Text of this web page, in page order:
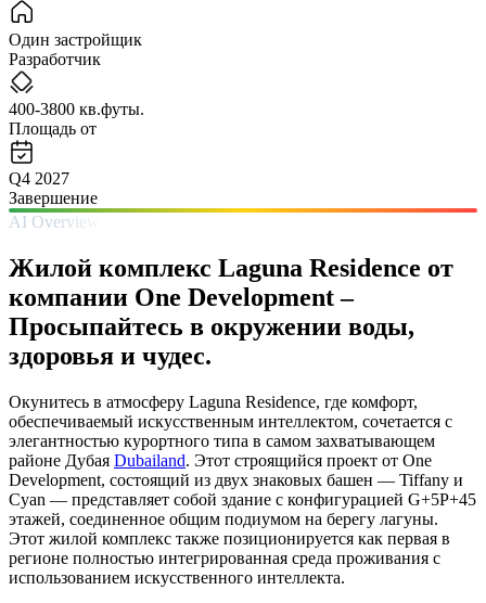
Один застройщик
Разработчик
400-3800 кв.футы.
Площадь от
Q4 2027
Завершение
AI Overview
Жилой комплекс Laguna Residence от
компании One Development – ​​
Просыпайтесь в окружении воды,
здоровья и чудес.
Окунитесь в атмосферу Laguna Residence, где комфорт,
обеспечиваемый искусственным интеллектом, сочетается с
элегантностью курортного типа в самом захватывающем
районе Дубая Dubailand. Этот строящийся проект от One
Development, состоящий из двух знаковых башен — Tiffany и
Cyan — представляет собой здание с конфигурацией G+5P+45
этажей, соединенное общим подиумом на берегу лагуны.
Этот жилой комплекс также позиционируется как первая в
регионе полностью интегрированная среда проживания с
использованием искусственного интеллекта.